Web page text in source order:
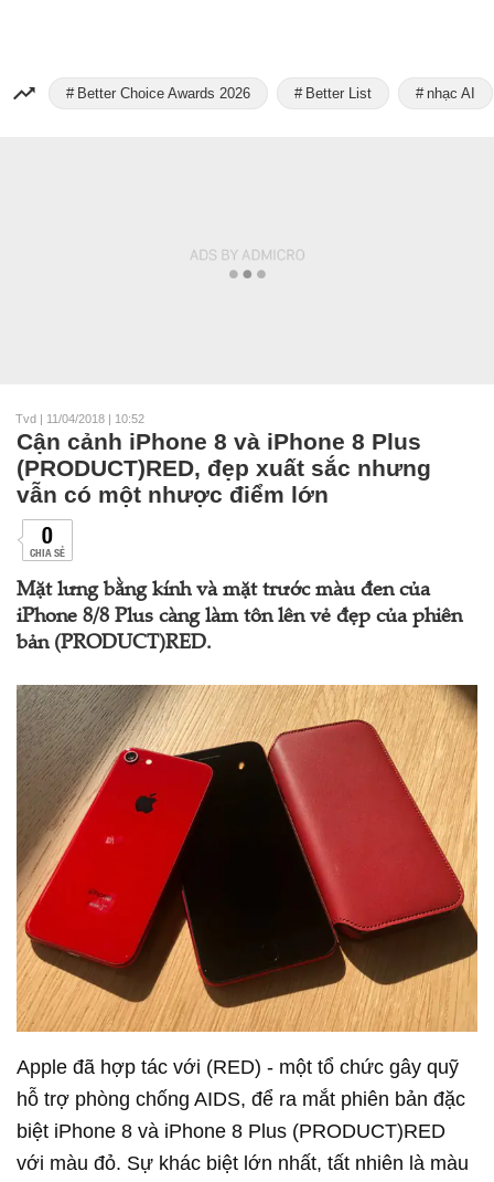
Better Choice Awards 2026 Better List nhạc AI
Tvd | 11/04/2018 | 10:52
Cận cảnh iPhone 8 và iPhone 8 Plus
(PRODUCT)RED, đẹp xuất sắc nhưng
vẫn có một nhược điểm lớn
0
CHIA SẺ
Mặt lưng bằng kính và mặt trước màu đen của
iPhone 8/8 Plus càng làm tôn lên vẻ đẹp của phiên
bản (PRODUCT)RED.
Apple đã hợp tác với (RED) - một tổ chức gây quỹ
hỗ trợ phòng chống AIDS, để ra mắt phiên bản đặc
biệt iPhone 8 và iPhone 8 Plus (PRODUCT)RED
với màu đỏ. Sự khác biệt lớn nhất, tất nhiên là màu